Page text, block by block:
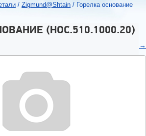
/ Zigmund@Shtain / Горелка основание
(HOC.510.1000.20)
→